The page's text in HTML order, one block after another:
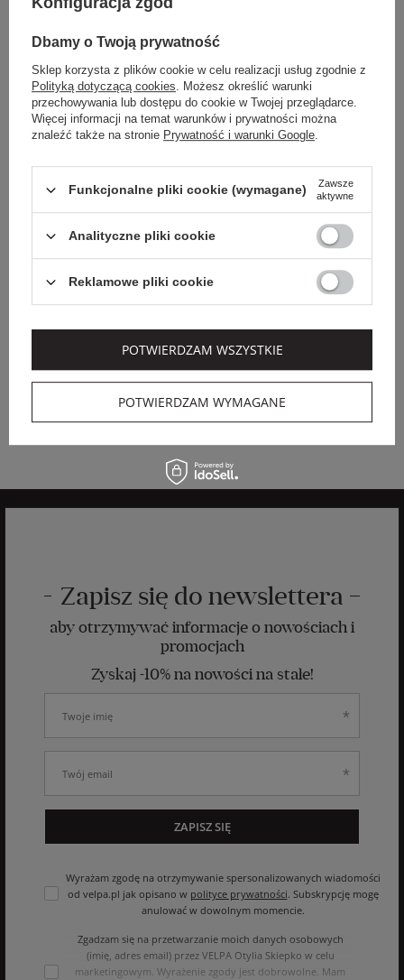
EXTRA SUMMER SALE
KASZMIROWY
2 819,00 PLN
Zapisz się do newslettera
aby otrzymywać informacje o nowościach i
promocjach
Zyskaj -10% na nowości na stałe!
Wyrażam zgodę na otrzymywanie spersonalizowanych wiadomości
od velpa.pl jak opisano w polityce prywatności. Subskrypcję mogę
anulować w dowolnym momencie.
Zgadzam się na przetwarzanie moich danych osobowych
(imię, adres email) przez VELPA Otylia Skiepko w celu
marketingowym. Wyrażenie zgody jest dobrowolne. Mam
ZAPISZ SIĘ
Dbamy o Twoją prywatność
Sklep korzysta z plików cookie w celu realizacji usług zgodnie z
Polityką dotyczącą cookies. Możesz określić warunki
przechowywania lub dostępu do cookie w Twojej przeglądarce.
Więcej informacji na temat warunków i prywatności można
znaleźć także na stronie Prywatność i warunki Google.
Funkcjonalne pliki cookie (wymagane)
Zawsze
aktywne
Analityczne pliki cookie
Reklamowe pliki cookie
POTWIERDZAM WYMAGANE
POTWIERDZAM WSZYSTKIE